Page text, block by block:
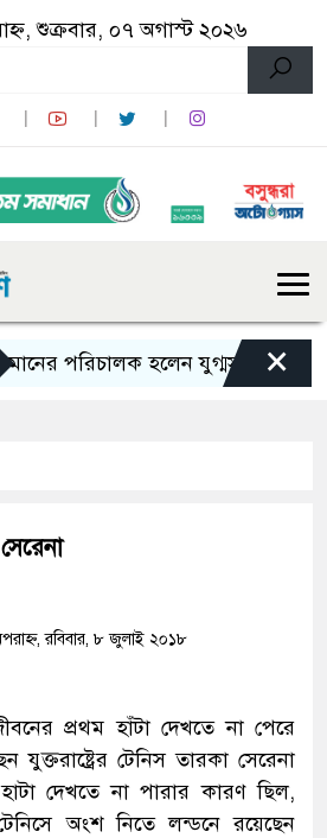
শুক্রবার, ০৭ অগাস্ট ২০২৬
পরিচালক হলেন যুগ্মসচিব মাহবুবুল
×
রবিবার, ৮ জুলাই ২০১৮
প্রথম হাঁটা দেখতে না পেরে
যুক্তরাষ্ট্রের টেনিস তারকা সেরেনা
দেখতে না পারার কারণ ছিল,
অংশ নিতে লন্ডনে রয়েছেন